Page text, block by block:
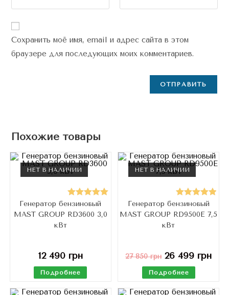
Сохранить моё имя, email и адрес сайта в этом
браузере для последующих моих комментариев.
Похожие товары
НЕТ В НАЛИЧИИ
Оценка
5.00из 5
Генератор бензиновый
MAST GROUP RD3600 3,0
кВт
12 490грн
Подробнее
НЕТ В НАЛИЧИИ
Оценка
5.00из 5
Генератор бензиновый
MAST GROUP RD9500E 7,5
кВт
27 850грн 26 499 грн
Подробнее